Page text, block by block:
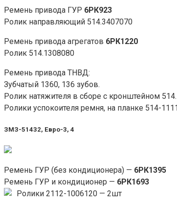
Ремень привода ГУР 6РК923
Ролик направляющий 514.3407070
Ремень привода агрегатов 6РК1220
Ролик 514.1308080
Ремень привода ТНВД:
Зубчатый 1360, 136 зубов.
Ролик натяжителя в сборе с кронштейном
Ролики успокоителя ремня, на планке 514-
ЗМЗ-51432, Евро-3, 4
Ремень ГУР (без кондиционера) — 6РК1395
Ремень ГУР и кондиционер — 6РК1693
Ролики 2112-1006120 — 2шт